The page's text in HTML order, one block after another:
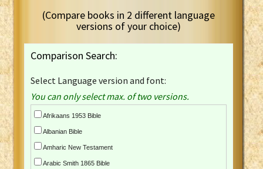
(Compare books in 2 different language
versions of your choice)
Comparison Search:
Select Language version and font:
You can only select max. of two versions.
Afrikaans 1953 Bible
Albanian Bible
Amharic New Testament
Arabic Smith 1865 Bible